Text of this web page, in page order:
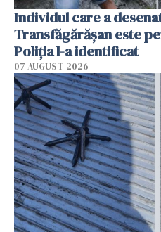
Individul care a
Transfăgărășan este
Poliția l-a identificat
07 AUGUST 2026